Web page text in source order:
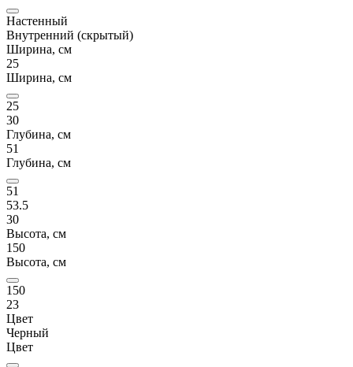
Настенный
Внутренний (скрытый)
Ширина, см
25
Ширина, см
25
30
Глубина, см
51
Глубина, см
51
53.5
30
Высота, см
150
Высота, см
150
23
Цвет
Черный
Цвет